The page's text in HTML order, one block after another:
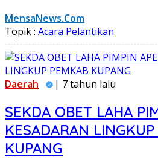
MensaNews.Com
Topik : Acara Pelantikan
Daerah | 7 tahun lalu
SEKDA OBET LAHA
KESADARAN
KUPANG